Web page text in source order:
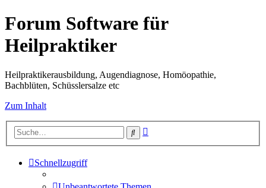
Forum Software für
Heilpraktiker
Heilpraktikerausbildung, Augendiagnose, Homöopathie,
Bachblüten, Schüsslersalze etc
Zum Inhalt
Suche
Schnellzugriff